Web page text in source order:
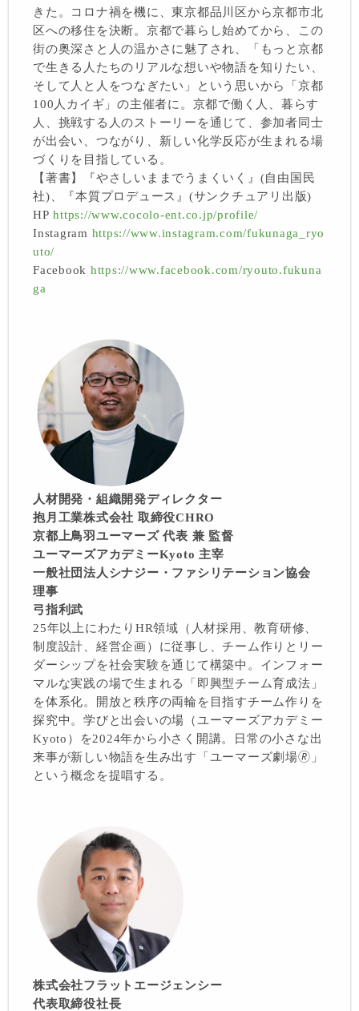
きた。コロナ禍を機に、東京都品川区から京都市北
区への移住を決断。京都で暮らし始めてから、この
街の奥深さと人の温かさに魅了され、「もっと京都
で生きる人たちのリアルな想いや物語を知りたい、
そして人と人をつなぎたい」という思いから「京都
100人カイギ」の主催者に。京都で働く人、暮らす
人、挑戦する人のストーリーを通じて、参加者同士
が出会い、つながり、新しい化学反応が生まれる場
づくりを目指している。
【著書】『やさしいままでうまくいく』(自由国民
社)、『本質プロデュース』(サンクチュアリ出版)
HPhttps://www.cocolo-ent.co.jp/profile/
Instagram https://www.instagram.com/fukunaga_ryo
uto/
Facebook https://www.facebook.com/ryouto.fukuna
ga
人材開発・組織開発ディレクター
抱月工業株式会社 取締役CHRO
京都上鳥羽ユーマーズ 代表 兼 監督
ユーマーズアカデミーKyoto 主宰
一般社団法人シナジー・ファシリテーション協会
理事
弓指利武
25年以上にわたりHR領域（人材採用、教育研修、
制度設計、経営企画）に従事し、チーム作りとリー
ダーシップを社会実験を通じて構築中。インフォー
マルな実践の場で生まれる「即興型チーム育成法」
を体系化。開放と秩序の両輪を目指すチーム作りを
探究中。学びと出会いの場（ユーマーズアカデミー
Kyoto）を2024年から小さく開講。日常の小さな出
来事が新しい物語を生み出す「ユーマーズ劇場🄬」
という概念を提唱する。
株式会社フラットエージェンシー
代表取締役社長